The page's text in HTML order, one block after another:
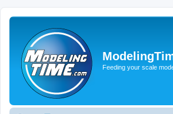
Feeding your scale